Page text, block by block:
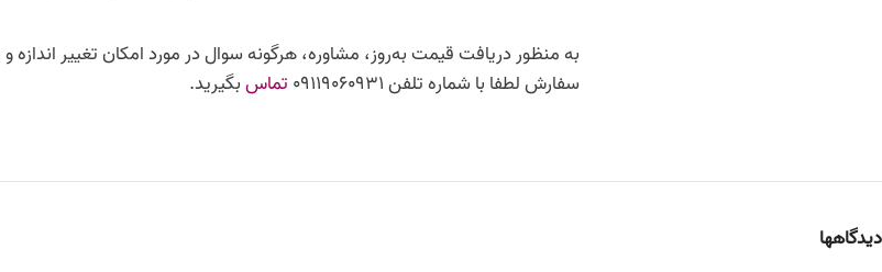
به منظور دریافت قیمت به‌روز، مشاوره، هرگونه سوال در مورد امکان تغییر
سفارش لطفا با شماره تلفن 09119060931
تماسبگیرید.
دیدگاهها